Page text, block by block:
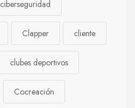
ciberseguridad
Clapper cliente
clubes deportivos
Cocreación